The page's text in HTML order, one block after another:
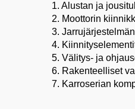
1. Alustan ja
2. Moottorin
3.
4.
5. Välitys- ja
6. Rakenteelliset
7. Karroserian